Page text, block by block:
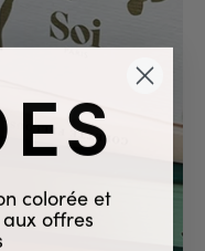
colorée et
offres